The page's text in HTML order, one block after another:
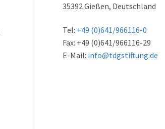
35392 Gießen, Deutschland
Tel: +49 (0)641/966116-0
Fax: +49 (0)641/966116-29
E-Mail: info@tdgstiftung.de